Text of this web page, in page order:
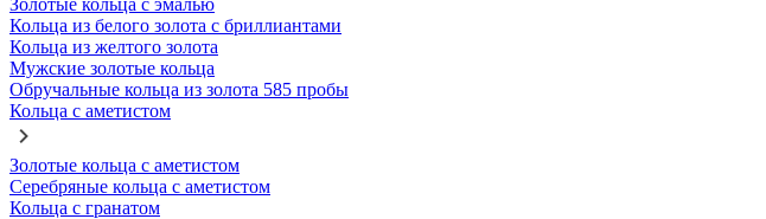
Золотые кольца с эмалью
Кольца из белого золота с бриллиантами
Кольца из желтого золота
Мужские золотые кольца
Обручальные кольца из золота 585 пробы
Кольца с аметистом
Золотые кольца с аметистом
Серебряные кольца с аметистом
Кольца с гранатом